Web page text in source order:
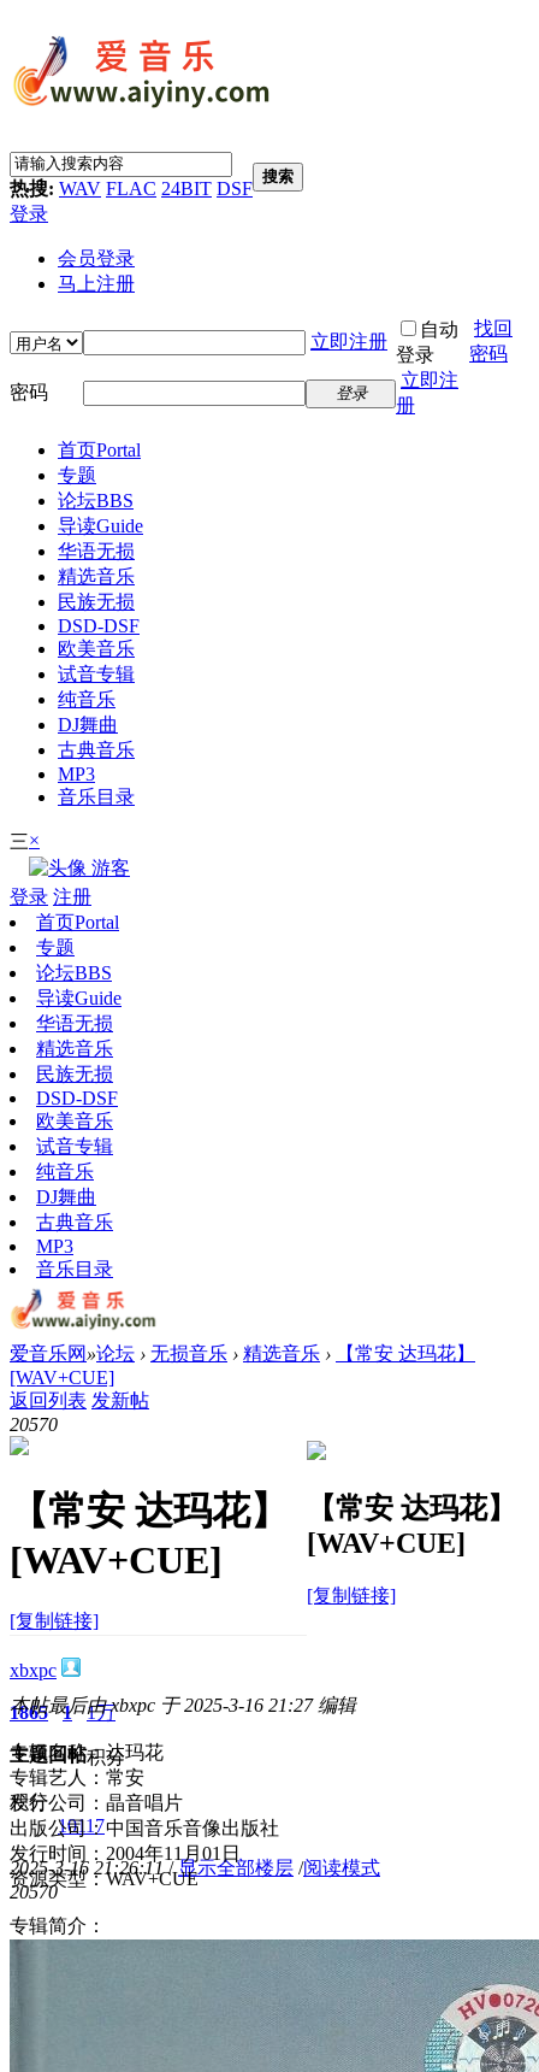
热搜: WAV FLAC 24BIT DSF
搜索
登录
会员登录
马上注册
立即注册
自动
登录
找回
密码
密码
登录
立即注
册
首页Portal
专题
论坛BBS
导读Guide
华语无损
精选音乐
民族无损
DSD-DSF
欧美音乐
试音专辑
纯音乐
DJ舞曲
古典音乐
MP3
音乐目录
三×
游客
登录 注册
首页Portal
专题
论坛BBS
导读Guide
华语无损
精选音乐
民族无损
DSD-DSF
欧美音乐
试音专辑
纯音乐
DJ舞曲
古典音乐
MP3
音乐目录
爱音乐网 »论坛 › 无损音乐 › 精选音乐 ›
【常安 达玛花】
[WAV+CUE]
返回列表 发新帖
20570
【常安 达玛花】
[WAV+CUE]
[复制链接]
【常安 达玛花】
[WAV+CUE]
[复制链接]
xbxpc
1865
主题
1
回帖
1万
积分
积分
10117
2025-3-16 21:26:11 / 显示全部楼层 /阅读模式
20570
本帖最后由 xbxpc 于 2025-3-16 21:27 编辑
专辑名称：达玛花
专辑艺人：常安
发行公司：晶音唱片
出版公司：中国音乐音像出版社
发行时间：2004年11月01日
资源类型：WAV+CUE
专辑简介：